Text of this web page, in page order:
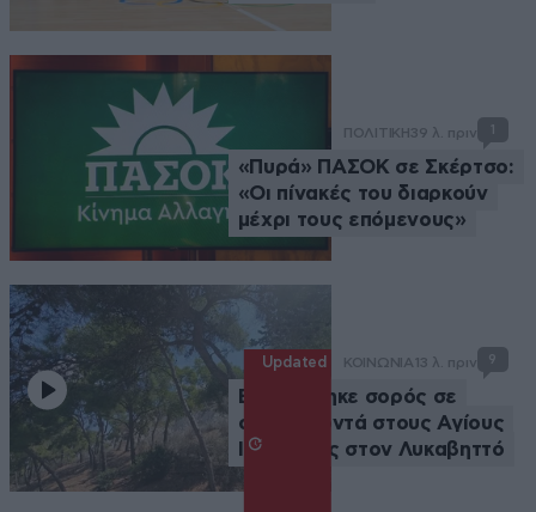
ΠΟΛΙΤΙΚΗ39 λ. πριν 1
«Πυρά» ΠΑΣΟΚ σε Σκέρτσο:
«Οι πίνακές του διαρκούν
μέχρι τους επόμενους»
Updated ΚΟΙΝΩΝΙΑ 13 λ. πριν 9
Εντοπίστηκε σορός σε
σπηλιά κοντά στους Αγίους
Ισιδώρους στον Λυκαβηττό